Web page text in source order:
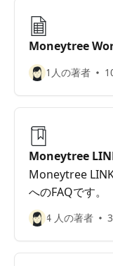
Moneytree
1人の著者
Moneytree
Moneytree
へのFAQです。
4 人の著者